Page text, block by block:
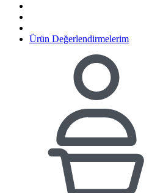
Ürün Değerlendirmelerim